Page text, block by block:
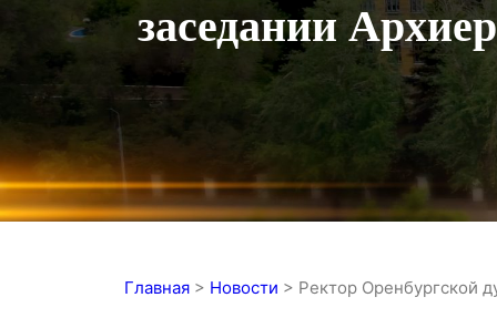
заседании
Главная > Новости > Ректор Оренбургской